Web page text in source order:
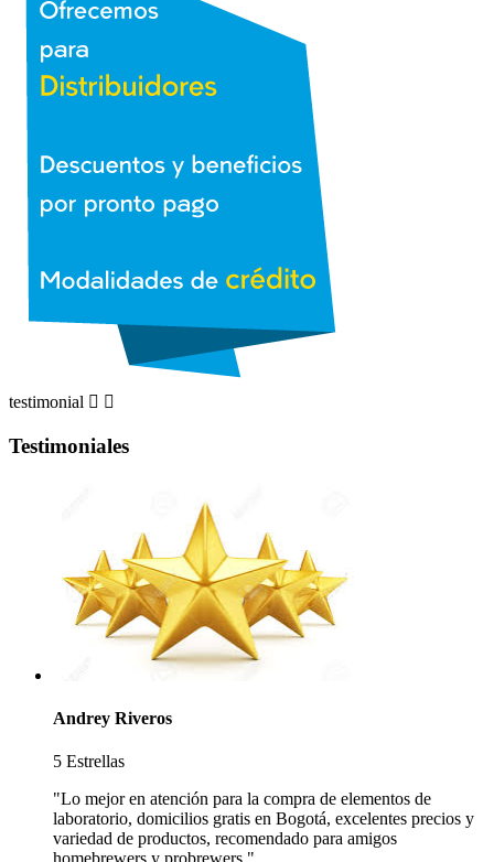
testimonial  
Testimoniales
Andrey Riveros
5 Estrellas
"Lo mejor en atención para la compra de elementos de
laboratorio, domicilios gratis en Bogotá, excelentes precios y
variedad de productos, recomendado para amigos